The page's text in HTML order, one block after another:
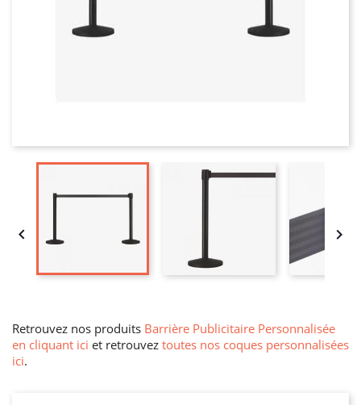
 
Retrouvez nos produits Barrière Publicitaire Personnalisée
en cliquant ici et retrouvez toutes nos coques personnalisées
ici.